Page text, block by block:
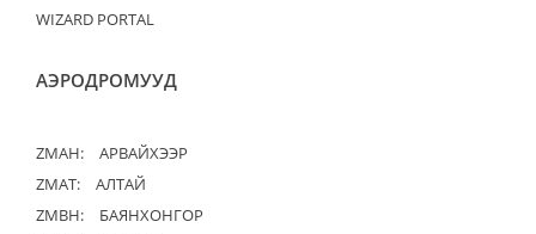
WIZARD PORTAL
АЭРОДРОМУУД
ZMAH:
АРВАЙХЭЭР
ZMAT:
АЛТАЙ
ZMBH:
БАЯНХОНГОР